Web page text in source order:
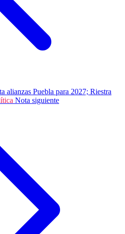
alianzas Puebla para 2027; Riestra
Nota siguiente